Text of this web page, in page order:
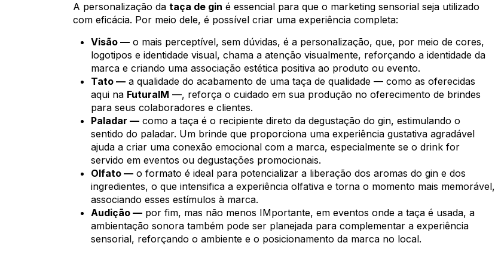
A personalização da taça de gin é essencial para que o marketing sensorial seja utilizado
com eficácia. Por meio dele, é possível criar uma experiência completa:
Visão — o mais perceptível, sem dúvidas, é a personalização, que, por meio de cores,
logotipos e identidade visual, chama a atenção visualmente, reforçando a identidade da
marca e criando uma associação estética positiva ao produto ou evento.
Tato — a qualidade do acabamento de uma taça de qualidade — como as oferecidas
aqui na FuturaIM —, reforça o cuidado em sua produção no oferecimento de brindes
para seus colaboradores e clientes.
Paladar — como a taça é o recipiente direto da degustação do gin, estimulando o
sentido do paladar. Um brinde que proporciona uma experiência gustativa agradável
ajuda a criar uma conexão emocional com a marca, especialmente se o drink for
servido em eventos ou degustações promocionais.
Olfato — o formato é ideal para potencializar a liberação dos aromas do gin e dos
ingredientes, o que intensifica a experiência olfativa e torna o momento mais memorável,
associando esses estímulos à marca.
Audição — por fim, mas não menos IMportante, em eventos onde a taça é usada, a
ambientação sonora também pode ser planejada para complementar a experiência
sensorial, reforçando o ambiente e o posicionamento da marca no local.